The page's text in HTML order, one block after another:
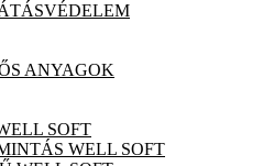
ANYAGOK
SOFT
WELL SOFT